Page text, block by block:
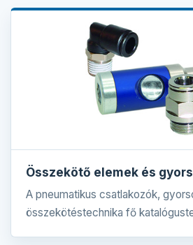
Összekötő elemek és
A pneumatikus csatlakozók,
összekötéstechnika fő